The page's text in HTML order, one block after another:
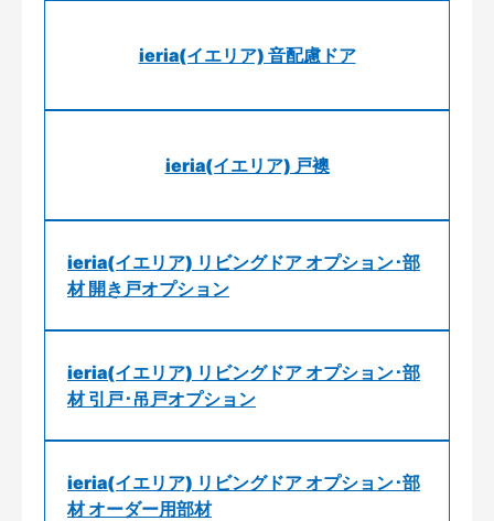
ieria(イエリア) 音配慮ドア
ieria(イエリア) 戸襖
ieria(イエリア) リビングドア オプション･部
材 開き戸オプション
ieria(イエリア) リビングドア オプション･部
材 引戸･吊戸オプション
ieria(イエリア) リビングドア オプション･部
材 オーダー用部材